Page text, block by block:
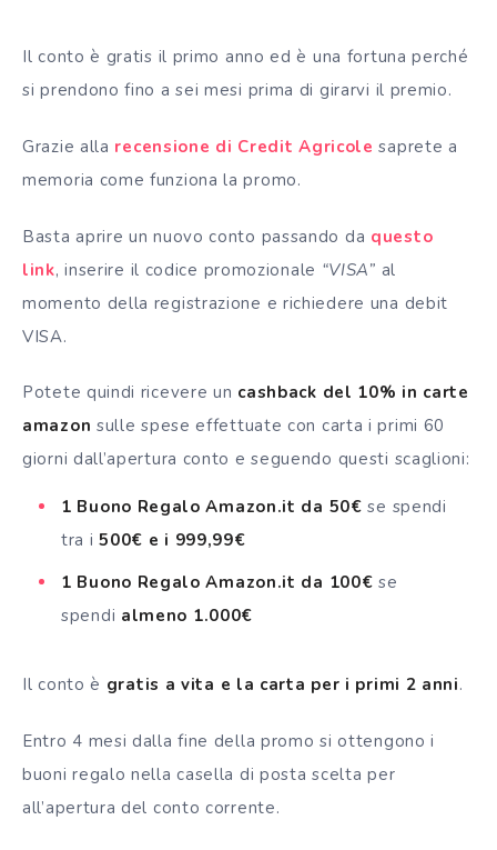
Il conto è gratis il primo anno ed è una fortuna perché
si prendono fino a sei mesi prima di girarvi il premio.
Grazie alla recensione di Credit Agricole saprete a
memoria come funziona la promo.
Basta aprire un nuovo conto passando da questo
link, inserire il codice promozionale “VISA” al
momento della registrazione e richiedere una debit
VISA.
Potete quindi ricevere un cashback del 10% in carte
amazon sulle spese effettuate con carta i primi 60
giorni dall’apertura conto e seguendo questi scaglioni:
1 Buono Regalo Amazon.it da 50€ se spendi
tra i500€ e i 999,99€
1 Buono Regalo Amazon.it da 100€ se
spendi almeno 1.000€
Il conto è gratis a vita e la carta per i primi 2 anni.
Entro 4 mesi dalla fine della promo si ottengono i
buoni regalo nella casella di posta scelta per
all’apertura del conto corrente.